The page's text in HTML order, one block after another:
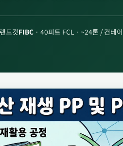
드컷FIBC · 40피트 FCL · ~24톤 / 컨테